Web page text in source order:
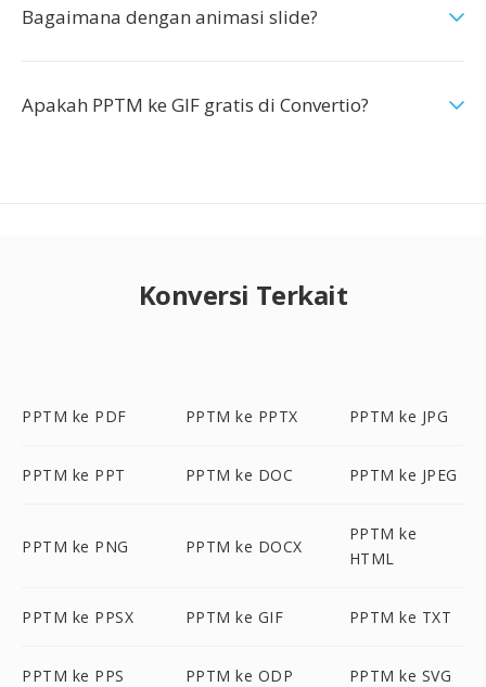
Bagaimana dengan animasi slide?
Apakah PPTM ke GIF gratis di Convertio?
Konversi Terkait
PPTM ke PDF PPTM ke PPTX PPTM ke JPG
PPTM ke PPT PPTM ke DOC PPTM ke JPEG
PPTM ke PNG PPTM ke DOCX
PPTM ke
HTML
PPTM ke PPSX PPTM ke GIF PPTM ke TXT
PPTM ke PPS PPTM ke ODP PPTM ke SVG